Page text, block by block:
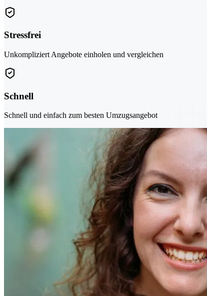
Stressfrei
Unkompliziert Angebote einholen und vergleichen
Schnell
Schnell und einfach zum besten Umzugsangebot